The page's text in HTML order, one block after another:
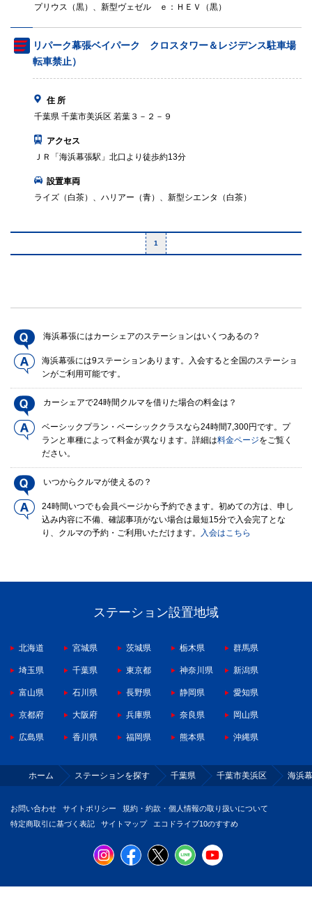
プリウス（黒）、新型ヴェゼル ｅ：ＨＥＶ（黒）
リパーク幕張ベイパーク クロスタワー＆レジデンス駐車場（
転車禁止）
住 所
千葉県 千葉市美浜区 若葉３－２－９
アクセス
ＪＲ「海浜幕張駅」北口より徒歩約13分
設置車両
ライズ（白茶）、ハリアー（青）、新型シエンタ（白茶）
1
海浜幕張にはカーシェアのステーションはいくつあるの？
海浜幕張には9ステーションあります。入会すると全国のステーショ
ンがご利用可能です。
カーシェアで24時間クルマを借りた場合の料金は？
ベーシックプラン・ベーシッククラスなら24時間7,300円です。プ
ランと車種によって料金が異なります。詳細は料金ページをご覧く
ださい。
いつからクルマが使えるの？
24時間いつでも会員ページから予約できます。初めての方は、申し
込み内容に不備、確認事項がない場合は最短15分で入会完了とな
り、クルマの予約・ご利用いただけます。
入会はこちら
ステーション設置地域
北海道 宮城県 茨城県 栃木県 群馬県
埼玉県 千葉県 東京都 神奈川県 新潟県
富山県 石川県 長野県 静岡県 愛知県
京都府 大阪府 兵庫県 奈良県 岡山県
広島県 香川県 福岡県 熊本県 沖縄県
ホーム ステーションを探す 千葉県 千葉市美浜区 海浜
お問い合わせ サイトポリシー
規約・約款・個人情報の取り扱いについて
特定商取引に基づく表記
サイトマップ エコドライブ10のすすめ